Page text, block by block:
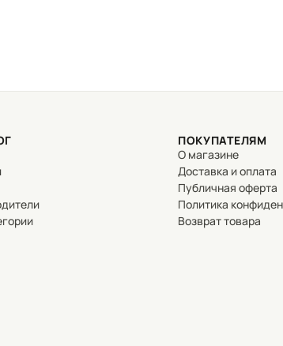
ПОКУПАТЕЛЯМ
О магазине
Доставка и оплата
Публичная оферта
Политика
Возврат товара